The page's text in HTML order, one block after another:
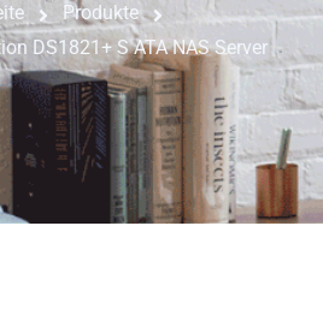
Produkte
DS1821+ S ATA NAS Server